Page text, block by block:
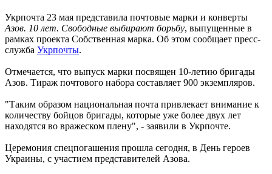
Укрпочта 23 мая представила почтовые марки и конверты
Азов. 10 лет. Свободные выбирают борьбу, выпущенные в
рамках проекта Собственная марка. Об этом сообщает пресс-
служба Укрпочты.
Отмечается, что выпуск марки посвящен 10-летию бригады
Азов. Тираж почтового набора составляет 900 экземпляров.
"Таким образом национальная почта привлекает внимание к
количеству бойцов бригады, которые уже более двух лет
находятся во вражеском плену", - заявили в Укрпочте.
Церемония спецпогашения прошла сегодня, в День героев
Украины, с участием представителей Азова.